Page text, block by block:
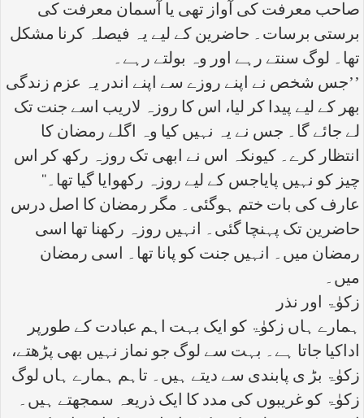
صاحب معرفت کی آواز تھی یا آسمان معرفت کی
برستی برسات۔ حاضرین کے لیے یہ فیصلہ کرنا مشکل
تھا۔ لوگ سنتے رہے اور وہ بولتے رہے۔
’’جس شخص نے اپنے روزے سے اپنے اندر یہ عزم زندگی
بھر کے لیے پیدا کر لیا، اس کا روزہ لاریب اسے جنت تک
لے جائے گا۔ جس نے یہ نہیں کیا وہ اگلے رمضان کا
انتظار کرے۔ کیونکہ اس نے ابھی تک روزہ رکھ کر اس
چیز کو نہیں پایاجس کے لیے روزہ رکھوایا گیا تھا۔‘‘
عارف کی بات ختم ہوگئی۔ مگر رمضان کا اصل درس
حاضرین تک پہنچا گئی۔ انہیں روزہ رکھنا تھا اسی
رمضان میں۔ انہیں جنت کو پانا تھا۔ اسی رمضان
میں۔
زکوٰۃ اور نذر
ہمارے ہاں زکوٰۃ کو ایک بہت اہم عبادت کے طورپر
اداکیا جاتا ہے۔ بہت سے لوگ جو نماز نہیں بھی پڑھتے،
زکوٰۃ بڑ ی پابندی سے دیتے ہیں۔ تاہم ہمارے ہاں لوگ
زکوٰۃ کو غریبوں کی مدد کا ایک ذریعہ سمجھتے ہیں۔